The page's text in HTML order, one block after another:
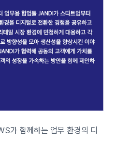
가 함께하는 업무 환경의 디